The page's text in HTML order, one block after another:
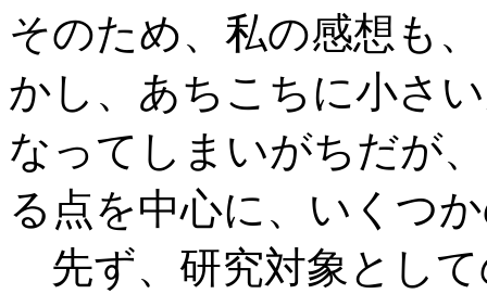
そのため、私の感想も
かし、あちこちに小さ
なってしまいがちだが
る点を中心に、いくつ
先ず、研究対象とし